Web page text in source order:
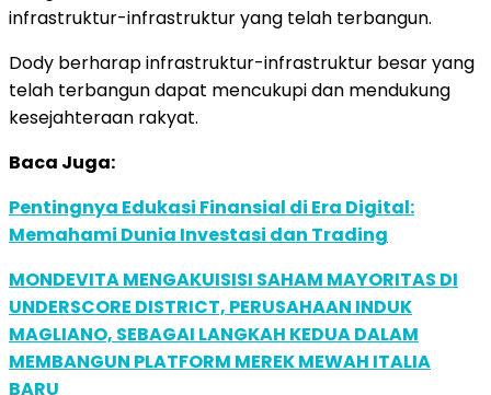
infrastruktur-infrastruktur yang telah terbangun.
Dody berharap infrastruktur-infrastruktur besar yang
telah terbangun dapat mencukupi dan mendukung
kesejahteraan rakyat.
Baca Juga:
Pentingnya Edukasi Finansial di Era Digital:
Memahami Dunia Investasi dan Trading
MONDEVITA MENGAKUISISI SAHAM MAYORITAS DI
UNDERSCORE DISTRICT, PERUSAHAAN INDUK
MAGLIANO, SEBAGAI LANGKAH KEDUA DALAM
MEMBANGUN PLATFORM MEREK MEWAH ITALIA
BARU